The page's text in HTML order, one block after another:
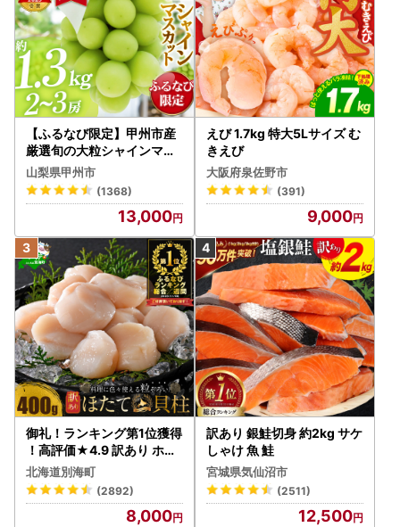
【ふるなび限定】甲州市産
厳選旬の大粒シャインマス
カット 約1.3kg 2～3房【2
026年発送】（MG）B12-
472 FN-Limited-VO シャ
インマスカット フルーツ
山梨県甲州市
(1368)
13,000
えび 1.7kg 特大5Lサイズ む
きえび
大阪府泉佐野市
(391)
9,000
御礼！ランキング第1位獲得
！高評価★4.9 訳あり ホタ
テ 400g（ほたて 帆立 貝柱
冷凍 ）
北海道別海町
(2892)
8,000
訳あり 銀鮭切身 約2kg サケ
しゃけ 魚 鮭
宮城県気仙沼市
(2511)
12,500